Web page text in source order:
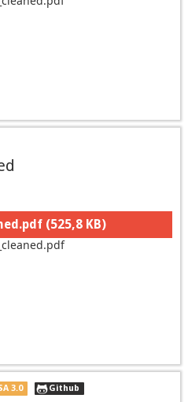
(525,8 KB)
3.0 Github